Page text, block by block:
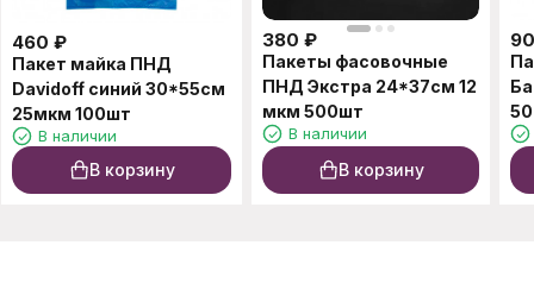
460 ₽
Пакет майка ПНД
Davidoff синий 30*55см
25мкм 100шт
В наличии
В корзину
380 ₽
Пакеты фасовочные
ПНД Экстра 24*37см 12
мкм 500шт
В наличии
В корзину